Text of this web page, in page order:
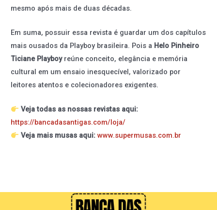
mesmo após mais de duas décadas.
Em suma, possuir essa revista é guardar um dos capítulos
mais ousados da Playboy brasileira. Pois a Helo Pinheiro
Ticiane Playboyreúne conceito, elegância e memória
cultural em um ensaio inesquecível, valorizado por
leitores atentos e colecionadores exigentes.
Veja todas as nossas revistas aqui:
https://bancadasantigas.com/loja/
Veja mais musas aqui: www.supermusas.com.br